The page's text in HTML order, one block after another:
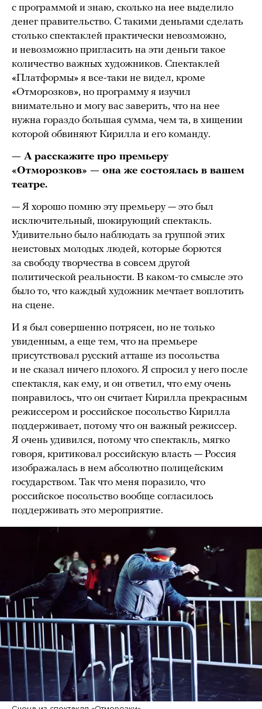
с программой и знаю, сколько на нее выделило
денег правительство. С такими деньгами сделать
столько спектаклей практически невозможно,
и невозможно пригласить на эти деньги такое
количество важных художников. Спектаклей
«Платформы» я все-таки не видел, кроме
«Отморозков», но программу я изучил
внимательно и могу вас заверить, что на нее
нужна гораздо большая сумма, чем та, в хищении
которой обвиняют Кирилла и его команду.
— А расскажите про премьеру
«Отморозков» — она же состоялась в вашем
театре.
— Я хорошо помню эту премьеру — это был
исключительный, шокирующий спектакль.
Удивительно было наблюдать за группой этих
неистовых молодых людей, которые борются
за свободу творчества в совсем другой
политической реальности. В каком-то смысле это
было то, что каждый художник мечтает воплотить
на сцене.
И я был совершенно потрясен, но не только
увиденным, а еще тем, что на премьере
присутствовал русский атташе из посольства
и не сказал ничего плохого. Я спросил у него после
спектакля, как ему, и он ответил, что ему очень
понравилось, что он считает Кирилла прекрасным
режиссером и российское посольство Кирилла
поддерживает, потому что он важный режиссер.
Я очень удивился, потому что спектакль, мягко
говоря, критиковал российскую власть — Россия
изображалась в нем абсолютно полицейским
государством. Так что меня поразило, что
российское посольство вообще согласилось
поддерживать это мероприятие.